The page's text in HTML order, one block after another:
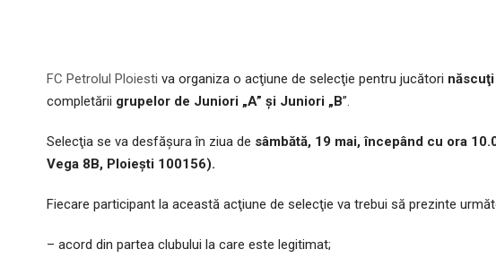
FC Petrolul Ploiesti va organiza o acţiune de selecţie pentru jucători
completării grupelor de Juniori „A” şi Juniori „B”.
Selecţia se va desfăşura în ziua de sâmbătă, 19 mai, începând cu ora
Vega 8B, Ploiești 100156).
Fiecare participant la această acţiune de selecţie va trebui să prezinte
– acord din partea clubului la care este legitimat;